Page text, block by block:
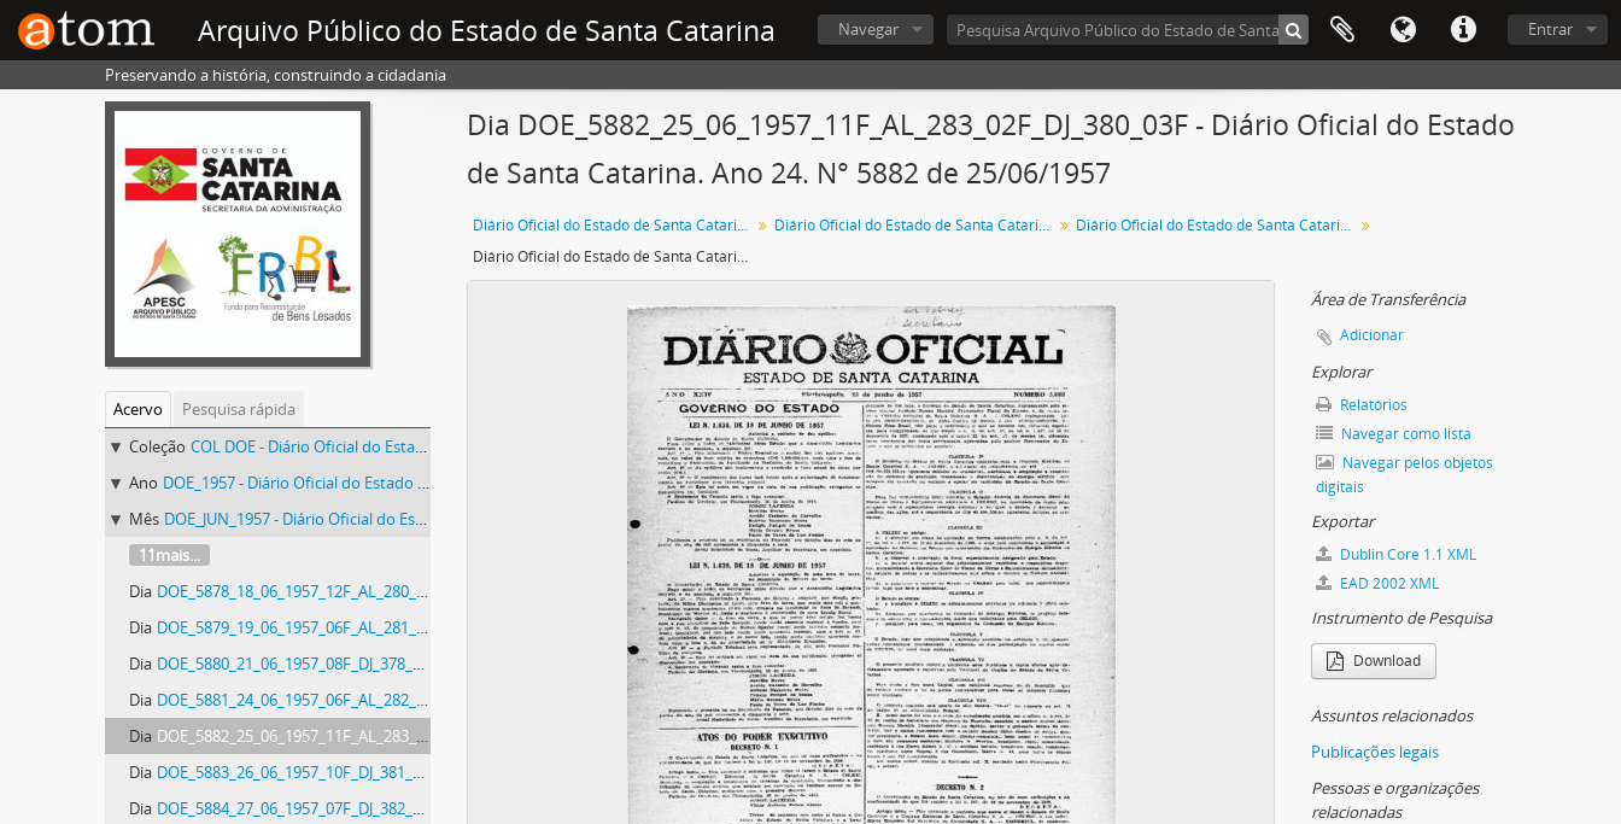
Arquivo Público do Estado de Santa Catarina Entrar
Navegar
Preservando a história, construindo a cidadania
Acervo
Pesquisa rápida
Coleção COL DOE - Diário Oficial do Estado de Santa Catarina
Ano DOE_1957 - Diário Oficial do Estado de Santa Catarina. 1957
Mês DOE_JUN_1957 - Diário Oficial do Estado de Santa Catarina. Junho de 1957
11mais...
Dia DOE_5878_18_06_1957_12F_AL_280_01F_DJ_376_03F - Diário Oficial do Estado de Santa Catarina. Ano 24. N° 5878 de 18/06/1957
Dia DOE_5879_19_06_1957_06F_AL_281_02F_DJ_377_04F - Diário Oficial do Estado de Santa Catarina. Ano 24. N° 5879 de 19/06/1957
Dia DOE_5880_21_06_1957_08F_DJ_378_04F - Diário Oficial do Estado de Santa Catarina. Ano 24. N° 5880 de 21/06/1957
Dia DOE_5881_24_06_1957_06F_AL_282_02F_DJ_379_04F - Diário Oficial do Estado de Santa Catarina. Ano 24. N° 5881 de 24/06/1957
Dia DOE_5882_25_06_1957_11F_AL_283_02F_DJ_380_03F - Diário Oficial do Estado de Santa Catarina. Ano 24. N° 5882 de 25/06/1957
Dia DOE_5883_26_06_1957_10F_DJ_381_02F - Diário Oficial do Estado de Santa Catarina. Ano 24. N° 5883 de 26/06/1957
Dia DOE_5884_27_06_1957_07F_DJ_382_01F - Diário Oficial do Estado de Santa Catarina. Ano 24. N° 5884 de 27/06/1957
Dia DOE_5882_25_06_1957_11F_AL_283_02F_DJ_380_03F - Diário Oficial do Estado
de Santa Catarina. Ano 24. N° 5882 de 25/06/1957
Diário Oficial do Estado de Santa Catarina Diário Oficial do Estado de Santa Catarina. 1957
Diário Oficial do Estado de Santa Catarina. Junho de 1957
Diário Oficial do Estado de Santa Catarina. Ano 24. N° 5882 de 25/06/1957
Área de Transferência
Adicionar
Explorar
Relatórios
Navegar como lista
Navegar pelos objetos
digitais
Exportar
Dublin Core 1.1 XML
EAD 2002 XML
Instrumento de Pesquisa
Download
Assuntos relacionados
Publicações legais
Pessoas e organizações
relacionadas